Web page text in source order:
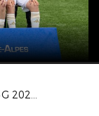
Coupe Interdistricts U15G 2024 - Groupe B